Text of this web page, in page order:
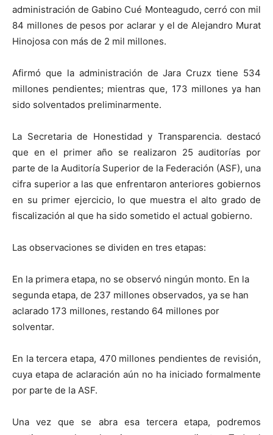
administración de Gabino Cué Monteagudo, cerró con mil
84 millones de pesos por aclarar y el de Alejandro Murat
Hinojosa con más de 2 mil millones.
Afirmó que la administración de Jara Cruzx tiene 534
millones pendientes; mientras que, 173 millones ya han
sido solventados preliminarmente.
La Secretaria de Honestidad y Transparencia. destacó
que en el primer año se realizaron 25 auditorías por
parte de la Auditoría Superior de la Federación (ASF), una
cifra superior a las que enfrentaron anteriores gobiernos
en su primer ejercicio, lo que muestra el alto grado de
fiscalización al que ha sido sometido el actual gobierno.
Las observaciones se dividen en tres etapas:
En la primera etapa, no se observó ningún monto. En la
segunda etapa, de 237 millones observados, ya se han
aclarado 173 millones, restando 64 millones por
solventar.
En la tercera etapa, 470 millones pendientes de revisión,
cuya etapa de aclaración aún no ha iniciado formalmente
por parte de la ASF.
Una vez que se abra esa tercera etapa, podremos